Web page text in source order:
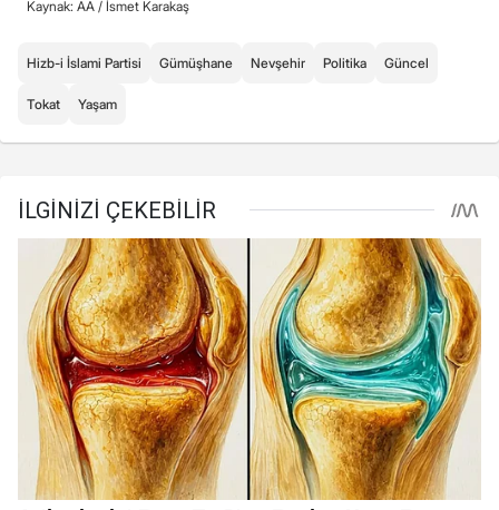
Kaynak: AA / İsmet Karakaş
Hizb-i İslami Partisi Gümüşhane Nevşehir Politika Güncel
Tokat Yaşam